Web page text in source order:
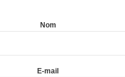
Nom
E-mail